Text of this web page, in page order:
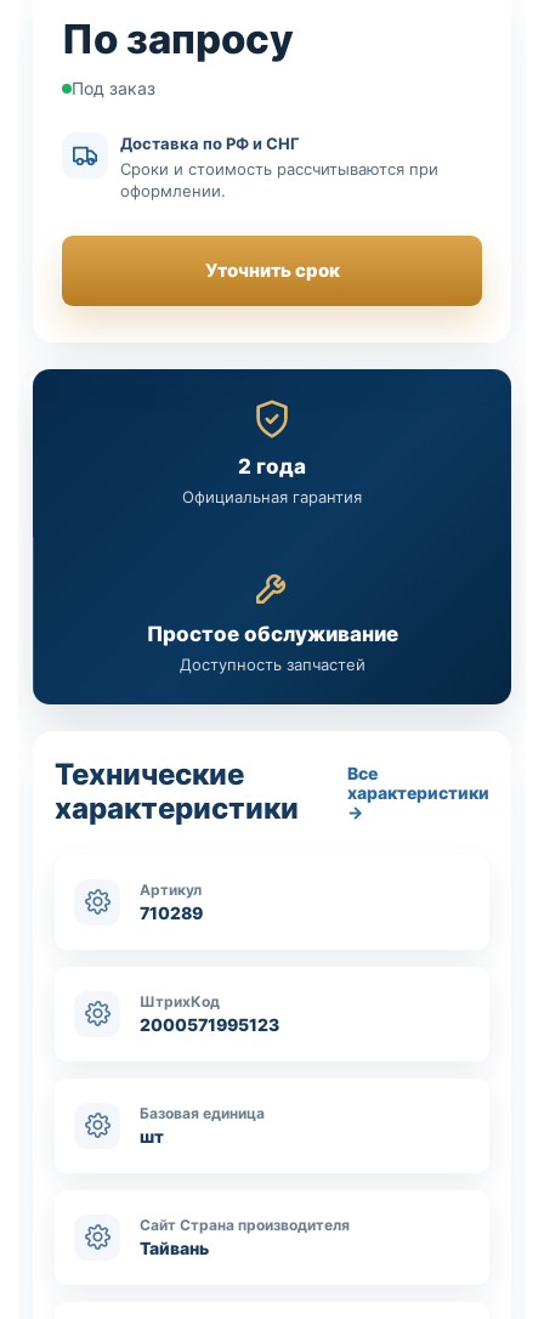
По запросу
Под заказ
Доставка по РФ и СНГ
Сроки и стоимость рассчитываются при
оформлении.
Уточнить срок
2 года
Официальная гарантия
Простое обслуживание
Доступность запчастей
Технические
характеристики
Все
характеристики
→
Артикул
710289
ШтрихКод
2000571995123
Базовая единица
шт
Сайт Страна производителя
Тайвань